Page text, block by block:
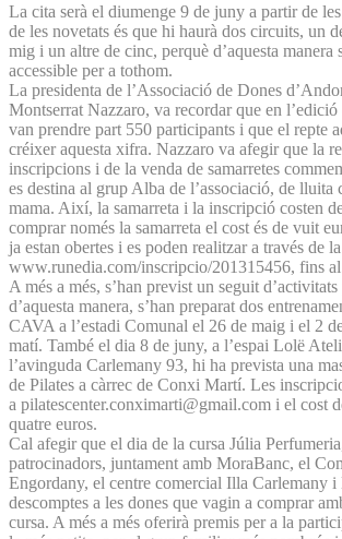
La cita serà el diumenge 9 de juny a partir de
de les novetats és que hi haurà dos circuits, un
mig i un altre de cinc, perquè d’aquesta manera
accessible per a tothom.
La presidenta de l’Associació de Dones
Montserrat Nazzaro, va recordar que en l’edició
van prendre part 550 participants i que el repte
créixer aquesta xifra. Nazzaro va afegir que la
inscripcions i de la venda de samarretes
es destina al grup Alba de l’associació, de lluita
mama. Així, la samarreta i la inscripció costen
comprar només la samarreta el cost és de vuit
ja estan obertes i es poden realitzar a través de
www.runedia.com/inscripcio/201315456, fins
A més a més, s’han previst un seguit d’activitats
d’aquesta manera, s’han preparat dos
CAVA a l’estadi Comunal el 26 de maig i el 2
matí. També el dia 8 de juny, a l’espai Lolë
l’avinguda Carlemany 93, hi ha prevista una
de Pilates a càrrec de Conxi Martí. Les
a pilatescenter.conximarti@gmail.com i el cost
quatre euros.
Cal afegir que el dia de la cursa Júlia
patrocinadors, juntament amb MoraBanc, el
Engordany, el centre comercial Illa Carlemany
descomptes a les dones que vagin a comprar
cursa. A més a més oferirà premis per a la